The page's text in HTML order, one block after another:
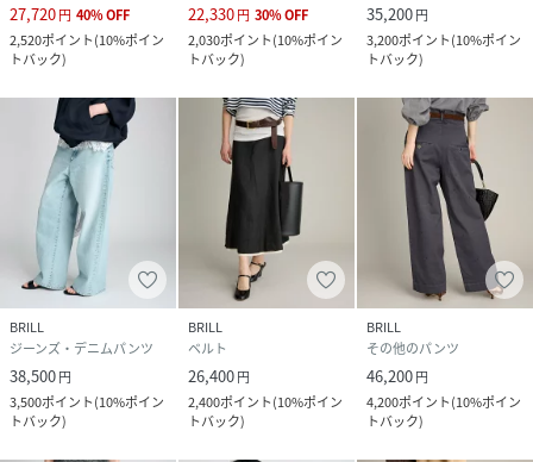
27,720円 40%OFF
2,520ポイント(10%ポイン
トバック)
22,330円 30%OFF
2,030ポイント(10%ポイン
トバック)
35,200円
3,200ポイント(10%ポイン
トバック)
BRILL
ジーンズ・デニムパンツ
38,500円
3,500ポイント(10%ポイン
トバック)
BRILL
ベルト
26,400円
2,400ポイント(10%ポイン
トバック)
BRILL
その他のパンツ
46,200円
4,200ポイント(10%ポイン
トバック)